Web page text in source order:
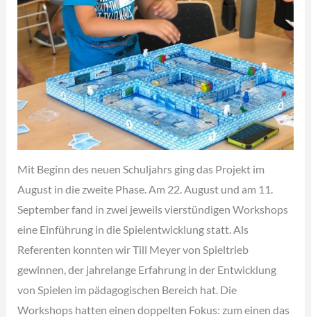
Mit Beginn des neuen Schuljahrs ging das Projekt im
August in die zweite Phase. Am 22. August und am 11.
September fand in zwei jeweils vierstündigen Workshops
eine Einführung in die Spielentwicklung statt. Als
Referenten konnten wir Till Meyer von Spieltrieb
gewinnen, der jahrelange Erfahrung in der Entwicklung
von Spielen im pädagogischen Bereich hat. Die
Workshops hatten einen doppelten Fokus: zum einen das